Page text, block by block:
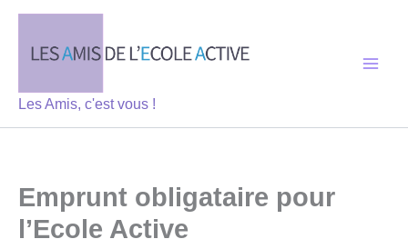
contenu
Les Amis, c'est vous !
Emprunt obligataire pour
l’Ecole Active